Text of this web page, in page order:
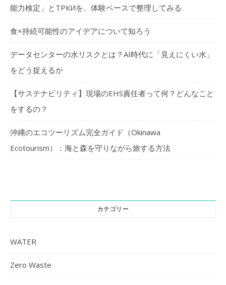
能力検定」とТРКИを、体験ベースで整理してみる
食×持続可能性のアイデアについて知ろう
データセンターの水リスクとは？AI時代に「見えにくい水」
をどう捉えるか
【サステナビリティ】現場のEHS責任者って何？どんなこと
をするの？
沖縄のエコツーリズム完全ガイド（Okinawa
Ecotourism）：海と森を守りながら旅する方法
カテゴリー
WATER
Zero Waste